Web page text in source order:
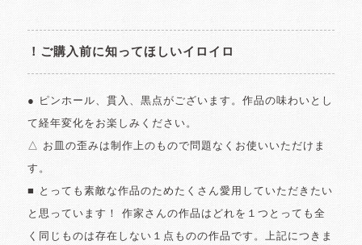
！ご購入前に知ってほしいイロイロ
● ピンホール、貫入、黒点がございます。作品の味わいとし
て経年変化をお楽しみください。
△ お皿の歪みは制作上のもので問題なくお使いいただけま
す。
■ とっても素敵な作品のためたくさん愛用していただきたい
と思っています！ 作家さんの作品はどれを１つとっても全
く同じものは存在しない１点ものの作品です。上記につきま